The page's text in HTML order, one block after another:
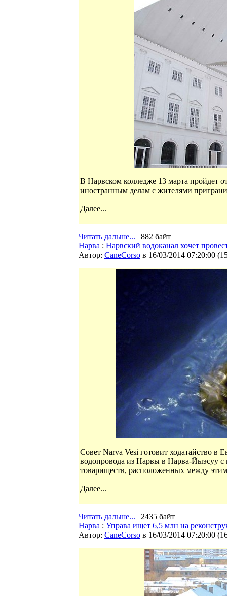
В Нарвском колледже 13 марта пройдет
иностранным делам с жителями
Далее...
Читать дальше... | 882 байт
Нарва : Нарвский водоканал хочет
Автор: CaneCorso в 16/03/2014 07:20:00 (
Совет Narva Vesi готовит ходатайство в
водопровода из Нарвы в Нарва-Йыэсуу с
товариществ, расположенных между
Далее...
Читать дальше... | 2435 байт
Нарва : Управа ищет 6,5 млн на
Автор: CaneCorso в 16/03/2014 07:20:00 (